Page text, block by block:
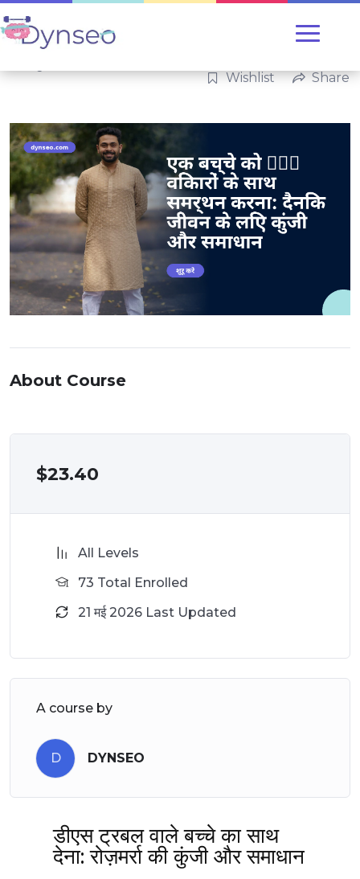
Wishlist Share
About Course
$23.40
All Levels
73 Total Enrolled
21 मई 2026 Last Updated
A course by
D DYNSEO
डीएस ट्रबल वाले बच्चे का साथ
देना: रोज़मर्रा की कुंजी और समाधान